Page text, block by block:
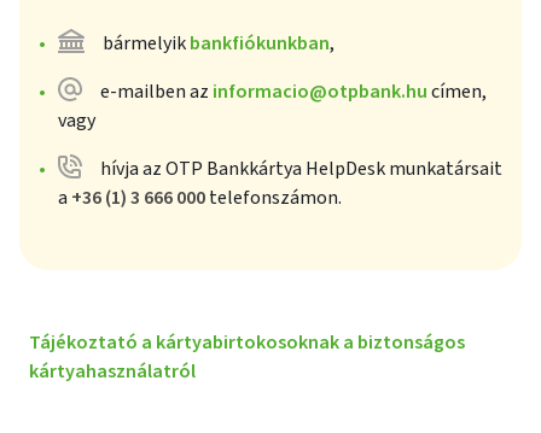
bármelyikbankfiókunkban,
e-mailben az informacio@otpbank.hucímen,
vagy
hívja az OTP Bankkártya HelpDesk munkatársait
a plusz
+36 (1) 3 666 000telefonszámon.
Tájékoztató a kártyabirtokosoknak a biztonságos
kártyahasználatról